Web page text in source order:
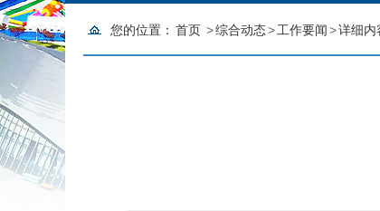
您的位置： 首页 >综合动态>工作要闻>详细内